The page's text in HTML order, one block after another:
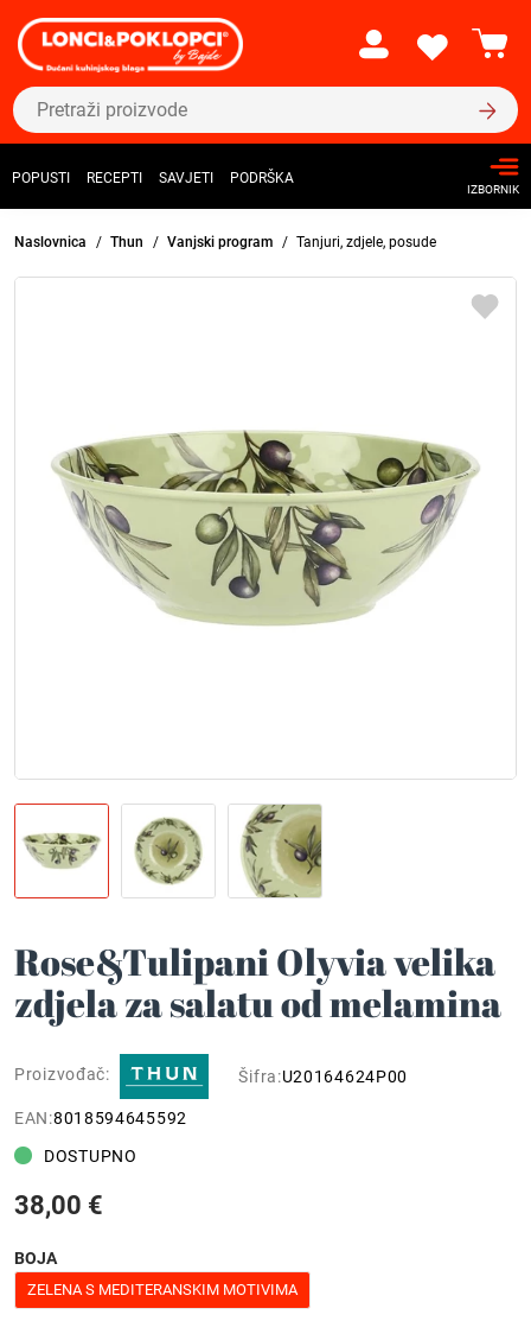
POPUSTI RECEPTI SAVJETI PODRŠKA
IZBORNIK
Naslovnica Thun Vanjski program Tanjuri, zdjele, posude
Rose&Tulipani Olyvia velika
zdjela za salatu od melamina
Proizvođač: Šifra:U20164624P00
EAN:8018594645592
DOSTUPNO
38,00 €
BOJA
ZELENA S MEDITERANSKIM MOTIVIMA